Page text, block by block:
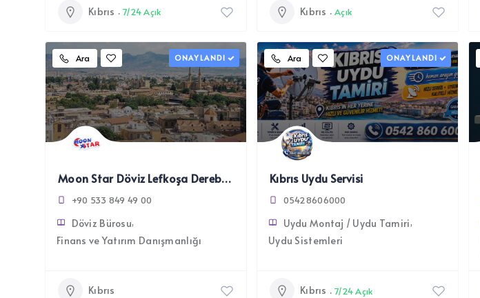
Kıbrıs 7/24 Açık Kıbrıs Açık
Ara ONAYLANDI
Moon Star Döviz Lefkoşa Dereboyu
+90 533 849 49 00
Döviz Bürosu
Finans ve Yatırım Danışmanlığı
Kıbrıs
Ara ONAYLANDI
Kıbrıs Uydu Servisi
05428606000
Uydu Montaj / Uydu Tamiri
Uydu Sistemleri
Kıbrıs 7/24 Açık